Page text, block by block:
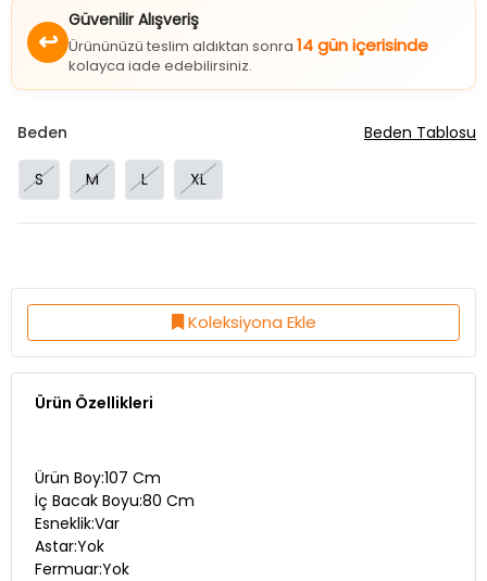
↩
Güvenilir Alışveriş
Ürününüzü teslim aldıktan sonra 14 gün içerisinde
kolayca iade edebilirsiniz.
Beden
S M L XL
Beden Tablosu
Koleksiyona Ekle
Ürün Özellikleri
Ürün Boy:107 Cm
İç Bacak Boyu:80 Cm
Esneklik:Var
Astar:Yok
Fermuar:Yok